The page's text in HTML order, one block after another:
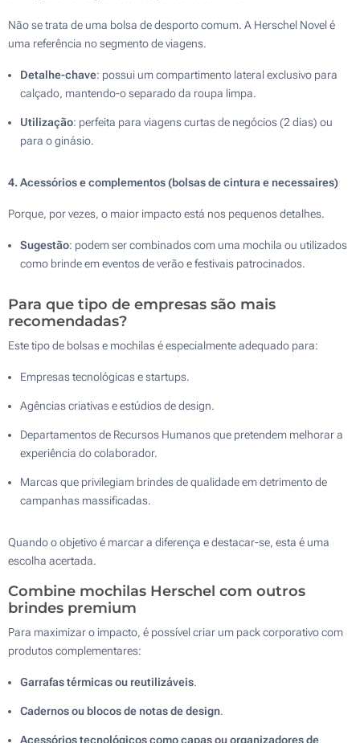
Não se trata de uma bolsa de desporto comum. A Herschel Novel é
uma referência no segmento de viagens.
Detalhe-chave: possui um compartimento lateral exclusivo para
calçado, mantendo-o separado da roupa limpa.
Utilização: perfeita para viagens curtas de negócios (2 dias) ou
para o ginásio.
4. Acessórios e complementos (bolsas de cintura e necessaires)
Porque, por vezes, o maior impacto está nos pequenos detalhes.
Sugestão: podem ser combinados com uma mochila ou utilizados
como brinde em eventos de verão e festivais patrocinados.
Para que tipo de empresas são mais
recomendadas?
Este tipo de bolsas e mochilas é especialmente adequado para:
Empresas tecnológicas e startups.
Agências criativas e estúdios de design.
Departamentos de Recursos Humanos que pretendem melhorar a
experiência do colaborador.
Marcas que privilegiam brindes de qualidade em detrimento de
campanhas massificadas.
Quando o objetivo é marcar a diferença e destacar-se, esta é uma
escolha acertada.
Combine mochilas Herschel com outros
brindes premium
Para maximizar o impacto, é possível criar um pack corporativo com
produtos complementares:
Garrafas térmicas ou reutilizáveis.
Cadernos ou blocos de notas de design.
Acessórios tecnológicos como capas ou organizadores de